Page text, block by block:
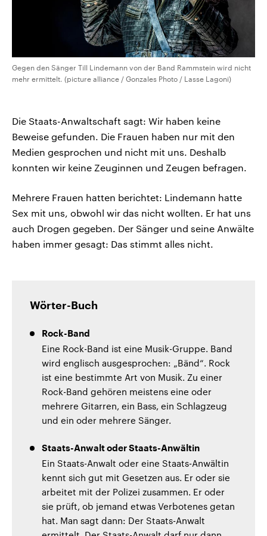
Gegen den Sänger Till Lindemann von der Band Rammstein wird nicht
mehr ermittelt. (picture alliance / Gonzales Photo / Lasse Lagoni)
Die Staats-Anwaltschaft sagt: Wir haben keine
Beweise gefunden. Die Frauen haben nur mit den
Medien gesprochen und nicht mit uns. Deshalb
konnten wir keine Zeuginnen und Zeugen befragen.
Mehrere Frauen hatten berichtet: Lindemann hatte
Sex mit uns, obwohl wir das nicht wollten. Er hat uns
auch Drogen gegeben. Der Sänger und seine Anwälte
haben immer gesagt: Das stimmt alles nicht.
Wörter-Buch
Rock-Band
Eine Rock-Band ist eine Musik-Gruppe. Band
wird englisch ausgesprochen: „Bänd“. Rock
ist eine bestimmte Art von Musik. Zu einer
Rock-Band gehören meistens eine oder
mehrere Gitarren, ein Bass, ein Schlagzeug
und ein oder mehrere Sänger.
Staats-Anwalt oder Staats-Anwältin
Ein Staats-Anwalt oder eine Staats-Anwältin
kennt sich gut mit Gesetzen aus. Er oder sie
arbeitet mit der Polizei zusammen. Er oder
sie prüft, ob jemand etwas Verbotenes getan
hat. Man sagt dann: Der Staats-Anwalt